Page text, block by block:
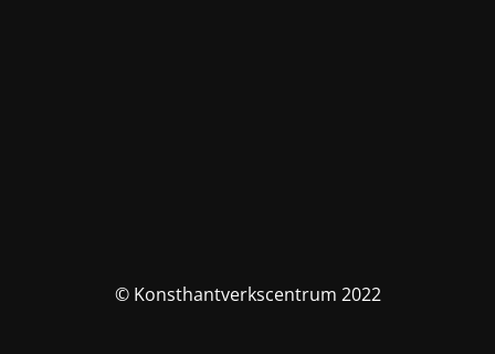
© Konsthantverkscentrum 2022